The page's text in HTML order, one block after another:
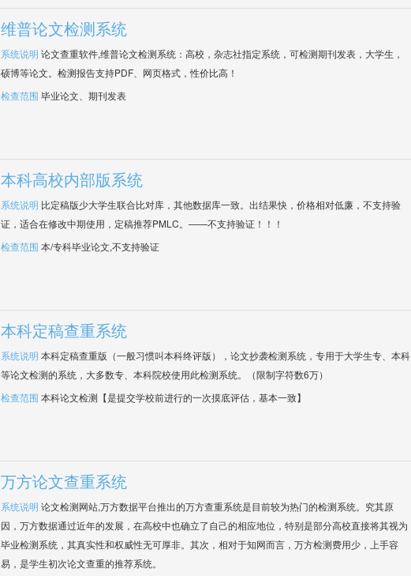
维普论文检测系统
系统说明 论文查重软件,维普论文检测系统：高校，杂志社指定系统，可检测期刊发表，大学生，
硕博等论文。检测报告支持PDF、网页格式，性价比高！
检查范围 毕业论文、期刊发表
本科高校内部版系统
系统说明 比定稿版少大学生联合比对库，其他数据库一致。出结果快，价格相对低廉，不支持验
证，适合在修改中期使用，定稿推荐PMLC。——不支持验证！！！
检查范围 本/专科毕业论文,不支持验证
本科定稿查重系统
系统说明 本科定稿查重版（一般习惯叫本科终评版），论文抄袭检测系统，专用于大学生专、本科
等论文检测的系统，大多数专、本科院校使用此检测系统。（限制字符数6万）
检查范围 本科论文检测【是提交学校前进行的一次摸底评估，基本一致】
万方论文查重系统
系统说明 论文检测网站,万方数据平台推出的万方查重系统是目前较为热门的检测系统。究其原
因，万方数据通过近年的发展，在高校中也确立了自己的相应地位，特别是部分高校直接将其视为
毕业检测系统，其真实性和权威性无可厚非。其次，相对于知网而言，万方检测费用少，上手容
易，是学生初次论文查重的推荐系统。